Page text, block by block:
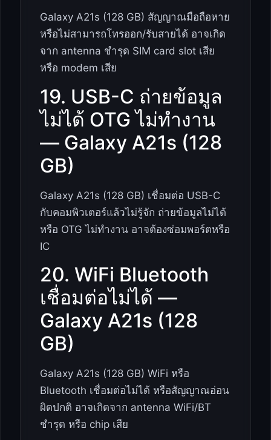
Galaxy A21s (128 GB) สัญญาณมือถือหาย
หรือไม่สามารถโทรออก/รับสายได้ อาจเกิด
จาก antenna ชำรุด SIM card slot เสีย
หรือ modem เสีย
19. USB-C ถ่ายข้อมูล
ไม่ได้ OTG ไม่ทำงาน
— Galaxy A21s (128
GB)
Galaxy A21s (128 GB) เชื่อมต่อ USB-C
กับคอมพิวเตอร์แล้วไม่รู้จัก ถ่ายข้อมูลไม่ได้
หรือ OTG ไม่ทำงาน อาจต้องซ่อมพอร์ตหรือ
IC
20. WiFi Bluetooth
เชื่อมต่อไม่ได้ —
Galaxy A21s (128
GB)
Galaxy A21s (128 GB) WiFi หรือ
Bluetooth เชื่อมต่อไม่ได้ หรือสัญญาณอ่อน
ผิดปกติ อาจเกิดจาก antenna WiFi/BT
ชำรุด หรือ chip เสีย